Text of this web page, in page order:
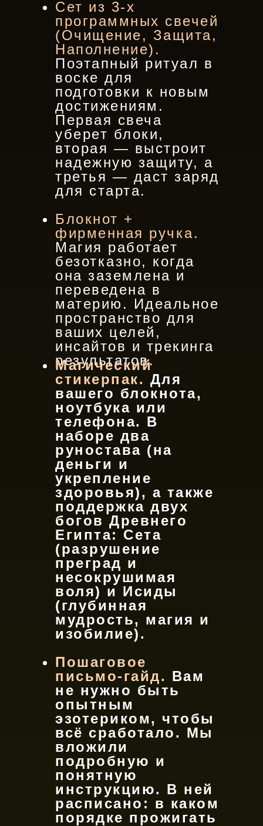
Сет из 3-х
программных свечей
(Очищение, Защита,
Наполнение).
Поэтапный ритуал в
воске для
подготовки к новым
достижениям.
Первая свеча
уберет блоки,
вторая — выстроит
надежную защиту, а
третья — даст заряд
для старта.
Блокнот +
фирменная ручка.
Магия работает
безотказно, когда
она заземлена и
переведена в
материю. Идеальное
пространство для
ваших целей,
инсайтов и трекинга
результатов.
Магический
стикерпак. Для
вашего блокнота,
ноутбука или
телефона. В
наборе два
руностава (на
деньги и
укрепление
здоровья), а также
поддержка двух
богов Древнего
Египта: Сета
(разрушение
преград и
несокрушимая
воля) и Исиды
(глубинная
мудрость, магия и
изобилие).
Пошаговое
письмо-гайд. Вам
не нужно быть
опытным
эзотериком, чтобы
всё сработало. Мы
вложили
подробную и
понятную
инструкцию. В ней
расписано: в каком
порядке прожигать